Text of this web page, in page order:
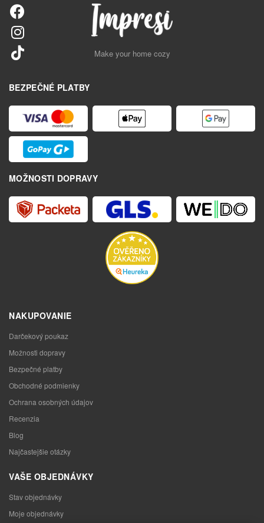
Make your home cozy
BEZPEČNÉ PLATBY
MOŽNOSTI DOPRAVY
NAKUPOVANIE
Darčekový poukaz
Možnosti dopravy
Bezpečné platby
Obchodné podmienky
Ochrana osobných údajov
Recenzia
Blog
Najčastejšie otázky
VAŠE OBJEDNÁVKY
Stav objednávky
Moje objednávky